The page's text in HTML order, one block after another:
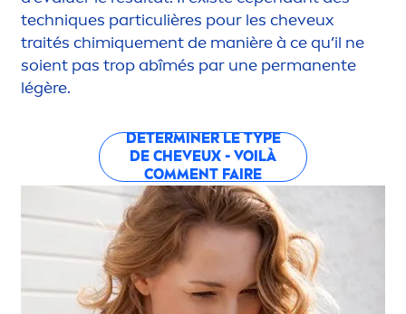
techniques particulières pour les cheveux
traités chimiquement de manière à ce qu’il ne
soient pas trop abîmés par une permanente
légère.
DÉTERMINER LE TYPE
DE CHEVEUX - VOILÀ
COMMENT FAIRE